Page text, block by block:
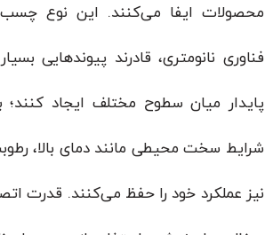
محصولات ایفا می‌کنند. این نوع
فناوری نانومتری، قادرند پیوندهایی
پایدار میان سطوح مختلف ایجاد کنند؛
شرایط سخت محیطی مانند دمای بالا،
نیز عملکرد خود را حفظ می‌کنند. قدرت